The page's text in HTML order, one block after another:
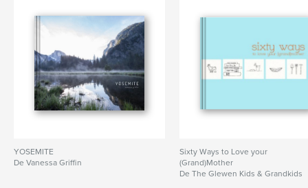
YOSEMITE
De Vanessa Griffin
Sixty Ways to Love your
(Grand)Mother
De The Glewen Kids & Grandkids